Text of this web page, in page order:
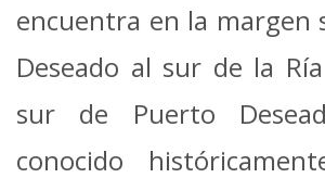
encuentra en la margen
Deseado al sur de la
sur de Puerto
conocido